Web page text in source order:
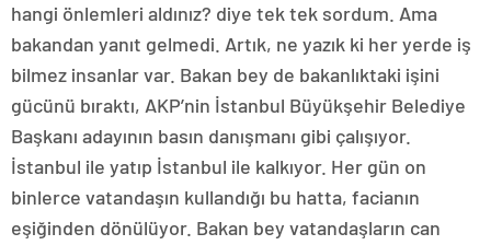
hangi önlemleri aldınız? diye tek tek sordum. Ama
bakandan yanıt gelmedi. Artık, ne yazık ki her yerde iş
bilmez insanlar var. Bakan bey de bakanlıktaki işini
gücünü bıraktı, AKP’nin İstanbul Büyükşehir Belediye
Başkanı adayının basın danışmanı gibi çalışıyor.
İstanbul ile yatıp İstanbul ile kalkıyor. Her gün on
binlerce vatandaşın kullandığı bu hatta, facianın
eşiğinden dönülüyor. Bakan bey vatandaşların can